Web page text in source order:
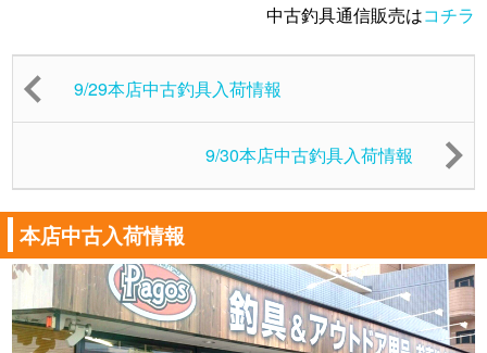
中古釣具通信販売はコチラ
9/29本店中古釣具入荷情報
9/30本店中古釣具入荷情報
本店中古入荷情報